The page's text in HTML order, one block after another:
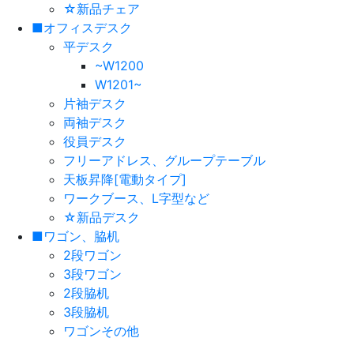
☆新品チェア
■オフィスデスク
平デスク
~W1200
W1201~
片袖デスク
両袖デスク
役員デスク
フリーアドレス、グループテーブル
天板昇降[電動タイプ]
ワークブース、L字型など
☆新品デスク
■ワゴン、脇机
2段ワゴン
3段ワゴン
2段脇机
3段脇机
ワゴンその他